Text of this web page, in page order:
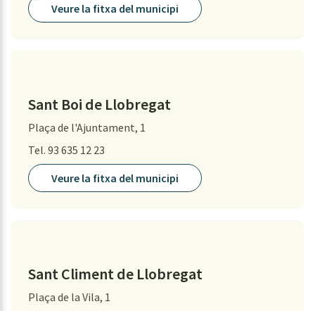
Veure la fitxa del municipi
Sant Boi de Llobregat
Plaça de l'Ajuntament, 1
Tel. 93 635 12 23
Veure la fitxa del municipi
Sant Climent de Llobregat
Plaça de la Vila, 1